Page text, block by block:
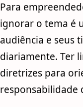
Para
ignorar o tema é
audiência e seus
diariamente. Ter
diretrizes para
responsabilidade